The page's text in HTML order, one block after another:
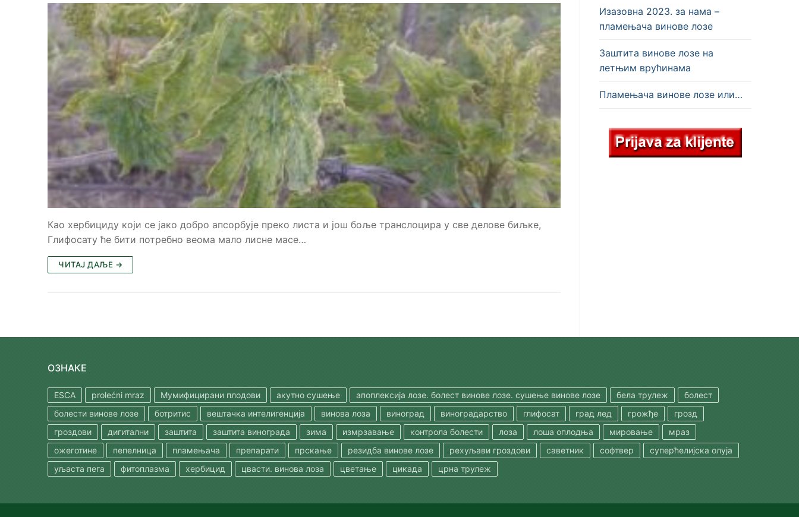
Као хербициду који се јако добро апсорбује преко листа и још боље транслоцира у све делове биљке,
Глифосату ће бити потребно веома мало лисне масе…
ЧИТАЈ ДАЉЕ →
Изазовна 2023. за нама –
пламењача винове лозе
Заштита винове лозе на
летњим врућинама
Пламењача винове лозе или…
ОЗНАКЕ
ESCA prolećni mraz Мумифицирани плодови акутно сушење апоплексија лозе. болест винове лозе. сушење винове лозе бела трулеж
болест
болести винове лозе
ботритис вештачка интелигенција винова лоза виноград виноградарство глифосат град лед грожђе
грозд
гроздови
дигитални заштита заштита винограда зима измрзавање контрола болести лоза лоша оплодња мировање
мраз
ожеготине
пепелница пламењача препарати прскање резидба винове лозе рехуљави гроздови саветник софтвер
суперћелијска олуја
уљаста пега
фитоплазма хербицид цвасти. винова лоза цветање цикада црна трулеж